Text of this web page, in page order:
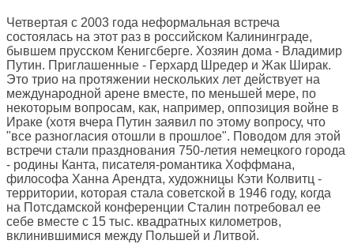
Четвертая с 2003 года неформальная встреча
состоялась на этот раз в российском Калининграде,
бывшем прусском Кенигсберге. Хозяин дома - Владимир
Путин. Приглашенные - Герхард Шредер и Жак Ширак.
Это трио на протяжении нескольких лет действует на
международной арене вместе, по меньшей мере, по
некоторым вопросам, как, например, оппозиция войне в
Ираке (хотя вчера Путин заявил по этому вопросу, что
"все разногласия отошли в прошлое". Поводом для этой
встречи стали празднования 750-летия немецкого города
- родины Канта, писателя-романтика Хоффмана,
философа Ханна Арендта, художницы Кэти Колвитц -
территории, которая стала советской в 1946 году, когда
на Потсдамской конференции Сталин потребовал ее
себе вместе с 15 тыс. квадратных километров,
вклинившимися между Польшей и Литвой.